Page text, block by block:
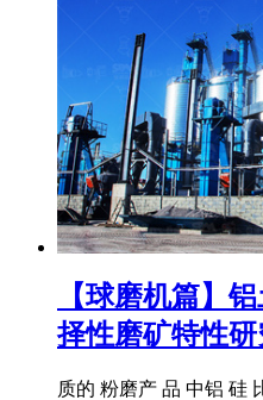
【球磨机篇】
择性磨矿特性研
质的 粉磨产 品 中铝 硅